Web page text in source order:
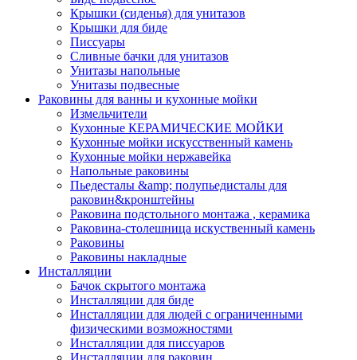
Крышки (сиденья) для унитазов
Крышки для биде
Писсуары
Сливные бачки для унитазов
Унитазы напольные
Унитазы подвесные
Раковины для ванны и кухонные мойки
Измельчители
Кухонные КЕРАМИЧЕСКИЕ МОЙКИ
Кухонные мойки искусственный камень
Кухонные мойки нержавейка
Напольные раковины
Пьедесталы &amp; полупьедисталы для
раковин&кронштейны
Раковина подстольного монтажа , керамика
Раковина-столешница искуственный камень
Раковины
Раковины накладные
Инсталляции
Бачок скрытого монтажа
Инсталляции для биде
Инсталляции для людей с ограниченными
физическими возможностями
Инсталляции для писсуаров
Инсталляции для раковин